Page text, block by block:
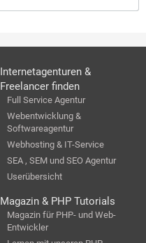
Internetagenturen &
Freelancer finden
Full Service Agentur
Webentwicklung &
Softwareagentur
Webhosting & IT-Service
SEA , SEM und SEO Agentur
Userübersicht
Magazin & PHP Tutorials
Magazin für PHP- und Web-
Entwickler